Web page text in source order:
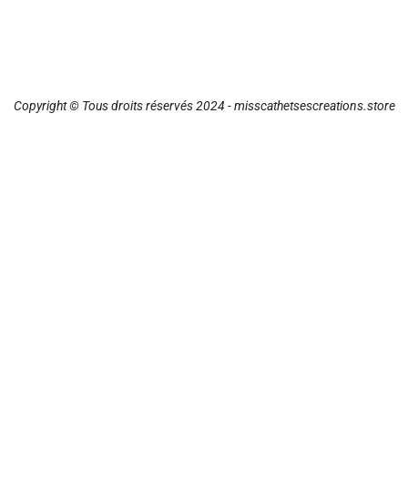
Copyright © Tous droits réservés 2024 - misscathetsescreations.store